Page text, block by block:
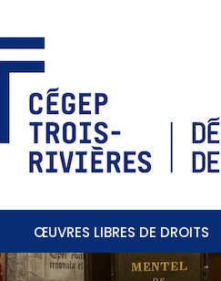
ŒUVRES LIBRES DE DROITS